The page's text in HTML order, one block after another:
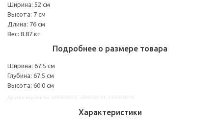
Ширина: 52 см
Высота: 7 см
Длина: 76 см
Вес: 8.87 кг
Подробнее о размере товара
Ширина: 67.5 см
Глубина: 67.5 см
Высота: 60.0 см
Характеристики